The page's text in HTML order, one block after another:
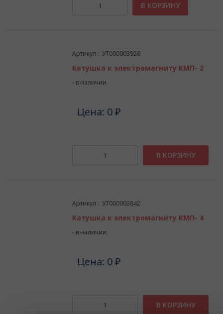
В КОРЗИНУ
Артикул : УТ000003926
Катушка к электромагниту КМП- 2
- в наличии.
Цена: 0 ₽
В КОРЗИНУ
Артикул : УТ000003842
Катушка к электромагниту КМП- 4
- в наличии.
Цена: 0 ₽
В КОРЗИНУ